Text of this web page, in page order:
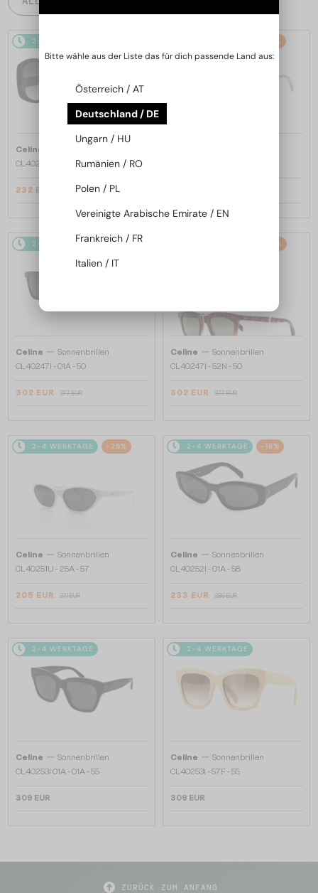
2-4 WERKTAGE
Celine
CL40242I - 01B - 53
232 EUR 290 EUR
-22%
2-4 WERKTAGE -20%
Celine — Sonnenbrillen
CL40247I - 01A - 50
302 EUR 377 EUR
-20%
Celine — Sonnenbrillen
CL40247I - 52N - 50
302 EUR 377 EUR
2-4 WERKTAGE -25%
Celine — Sonnenbrillen
CL40251U - 25A - 57
205 EUR 271 EUR
2-4 WERKTAGE -18%
Celine — Sonnenbrillen
CL40252I - 01A - 58
233 EUR 286 EUR
2-4 WERKTAGE
Celine — Sonnenbrillen
CL40253I 01A - 01A - 55
309 EUR
2-4 WERKTAGE
Celine — Sonnenbrillen
CL40253I - 57F - 55
309 EUR
ZURÜCK ZUM ANFANG
Bitte wähle aus der Liste das für dich passende Land aus:
Österreich / AT
Deutschland / DE
Ungarn / HU
Rumänien / RO
Polen / PL
Vereinigte Arabische Emirate / EN
Frankreich / FR
Italien / IT